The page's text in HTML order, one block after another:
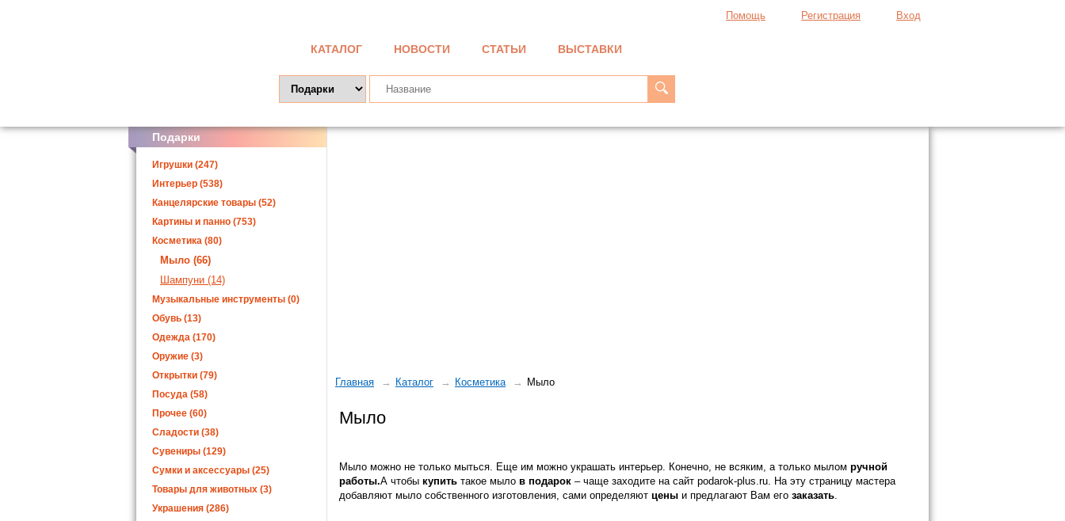
КАТАЛОГ НОВОСТИ СТАТЬИ ВЫСТАВКИ
Помощь Регистрация Вход
Главная Каталог Косметика Мыло
Мыло
Мыло можно не только мыться. Еще им можно украшать интерьер. Конечно, не всяким, а только мылом ручной
работы.А чтобы купить такое мыло в подарок – чаще заходите на сайт podarok-plus.ru. На эту страницу мастера
добавляют мыло собственного изготовления, сами определяют цены и предлагают Вам его заказать.
Подарки
Игрушки (247)
Интерьер (538)
Канцелярские товары (52)
Картины и панно (753)
Косметика (80)
Мыло (66)
Шампуни (14)
Музыкальные инструменты (0)
Обувь (13)
Одежда (170)
Оружие (3)
Открытки (79)
Посуда (58)
Прочее (60)
Сладости (38)
Сувениры (129)
Сумки и аксессуары (25)
Товары для животных (3)
Украшения (286)